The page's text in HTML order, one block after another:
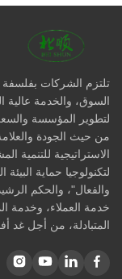
تلتزم الشركات
السوق، والخدمة عالية
لتطوير المؤسسة
من حيث الجودة
الاستراتيجية للتنمية
لتكنولوجيا حماية
والفعال"، والحكم
خدمة العملاء، وخدمة
المتبادلة، من أجل غد